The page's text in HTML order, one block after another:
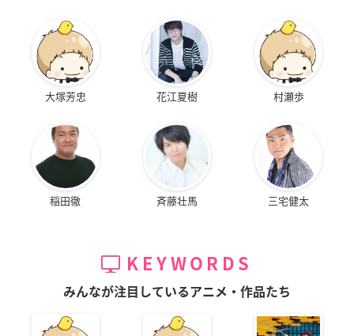
大塚芳忠 花江夏樹 村瀬歩
稲田徹 斉藤壮馬 三宅健太
KEYWORDS
みんなが注目しているアニメ・作品たち